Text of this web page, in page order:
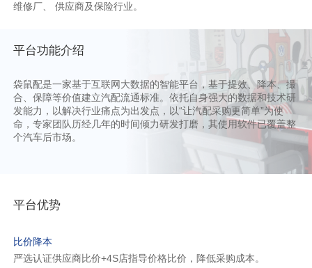
维修厂、 供应商及保险行业。
平台功能介绍
袋鼠配是一家基于互联网大数据的智能平台，基于提效、降本、撮
合、保障等价值建立汽配流通标准。依托自身强大的数据和技术研
发能力，以解决行业痛点为出发点，以“让汽配采购更简单”为使
命，专家团队历经几年的时间倾力研发打磨，其使用软件已覆盖整
个汽车后市场。
平台优势
比价降本
严选认证供应商比价+4S店指导价格比价，降低采购成本。